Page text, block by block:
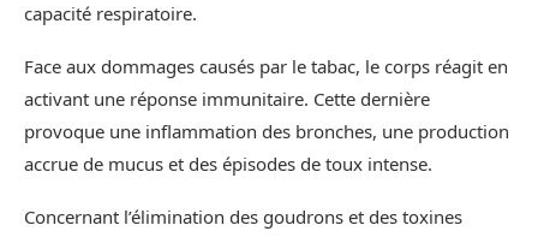
capacité respiratoire.
Face aux dommages causés par le tabac, le corps réagit en
activant une réponse immunitaire. Cette dernière
provoque une inflammation des bronches, une production
accrue de mucus et des épisodes de toux intense.
Concernant l’élimination des goudrons et des toxines